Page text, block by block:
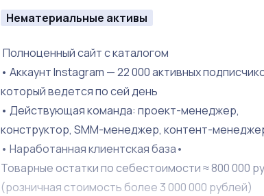
Нематериальные активы
Полноценный сайт с каталогом
• Аккаунт Instagram — 22 000 активных
который ведется по сей день
• Действующая команда: проект-менеджер,
конструктор, SMM-менеджер, контент-
• Наработанная клиентская база•
Товарные остатки по себестоимости ≈ 800 000
(розничная стоимость более 3 000 000 рублей)